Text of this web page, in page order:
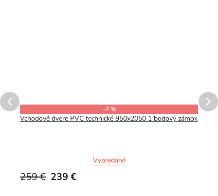
–7 %
Vchodové dvere PVC technické 950x2050 1 bodový zámok
Vypredané
239 €
259 €